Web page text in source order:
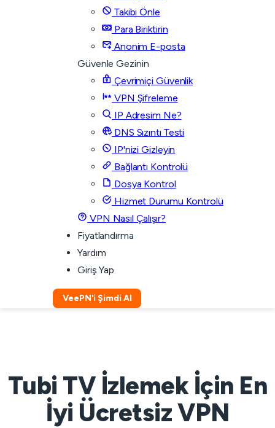
Takibi Önle
Para Biriktirin
Anonim E-posta
Güvenle Gezinin
Çevrimiçi Güvenlik
VPN Şifreleme
IP Adresim Ne?
DNS Sızıntı Testi
IP'nizi Gizleyin
Bağlantı Kontrolü
Dosya Kontrol
Hizmet Durumu Kontrolü
VPN Nasıl Çalışır?
Fiyatlandırma
Yardım
Giriş Yap
VeePN'i Şimdi Al
Tubi TV İzlemek İçin En
İyi Ücretsiz VPN